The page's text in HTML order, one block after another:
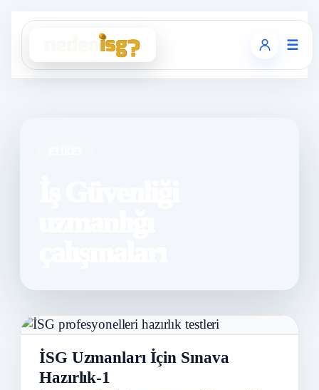
☰
İSG Uzmanları İçin Sınava
Hazırlık-1